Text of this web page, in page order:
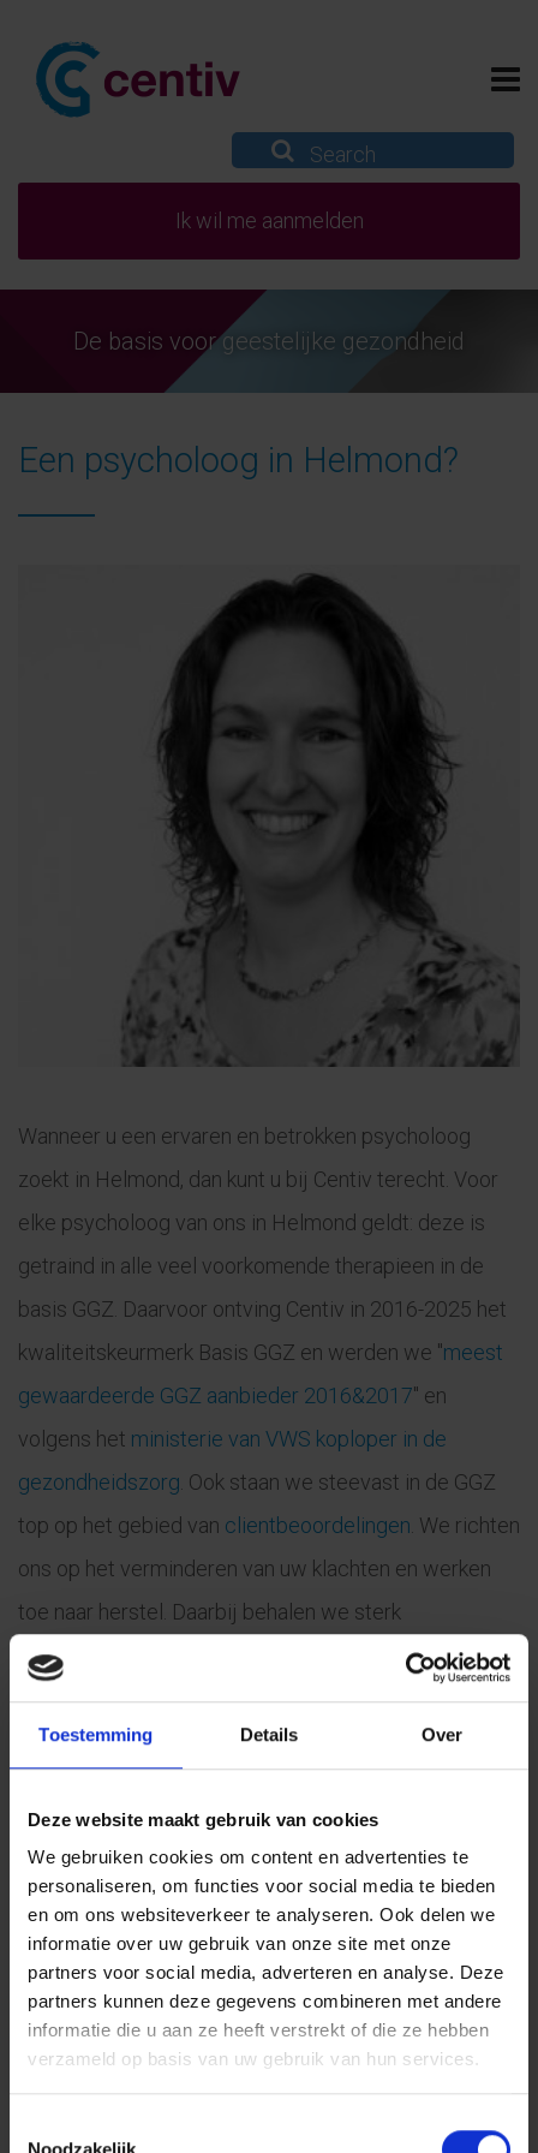
Toestemming Details Over
Deze website maakt gebruik van cookies
We gebruiken cookies om content en advertenties te
personaliseren, om functies voor social media te bieden
en om ons websiteverkeer te analyseren. Ook delen we
informatie over uw gebruik van onze site met onze
partners voor social media, adverteren en analyse. Deze
partners kunnen deze gegevens combineren met andere
informatie die u aan ze heeft verstrekt of die ze hebben
verzameld op basis van uw gebruik van hun services.
Noodzakelijk
Ik wil me aanmelden
De basis voor geestelijke gezondheid
Een psycholoog in Helmond?
Wanneer u een ervaren en betrokken psycholoog
zoekt in Helmond, dan kunt u bij Centiv terecht. Voor
elke psycholoog van ons in Helmond geldt: deze is
getraind in alle veel voorkomende therapieen in de
basis GGZ. Daarvoor ontving Centiv in 2016-2025 het
kwaliteitskeurmerk Basis GGZ en werden we "meest
gewaardeerde GGZ aanbieder 2016&2017" en
volgens het ministerie van VWS koploper in de
gezondheidszorg . Ook staan we steevast in de GGZ
top op het gebied van clientbeoordelingen . We richten
ons op het verminderen van uw klachten en werken
toe naar herstel. Daarbij behalen we sterk
bovengemiddelde resultaten
Afspraak bij een psycholoog in Helmond?
Belt u ons voor het maken van een afspraak met een
psycholoog in Helmond. We zitten in Helmond aan de
Wethouder den Oudenstraat 4 (BCT Hoofdlocatie
Centiv; gratis parkeren voor de deur) of in
centrum 't Heelhuisaan de Ameidepark 21
betaald parkeren, maar ook kunt u iets verderop gratis
parkeren. U kunt plaatsnemen in de wachtruimte van